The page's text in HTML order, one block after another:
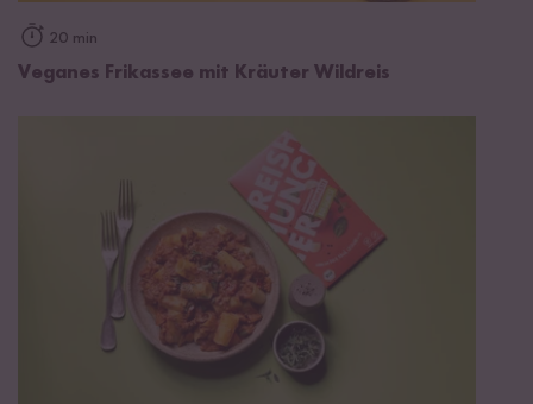
20 min
Veganes Frikassee mit Kräuter Wildreis